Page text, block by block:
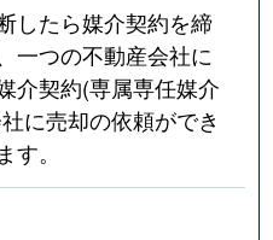
したら媒介契約を締
一つの不動産会社に
介契約(専属専任媒介
に売却の依頼ができ
。